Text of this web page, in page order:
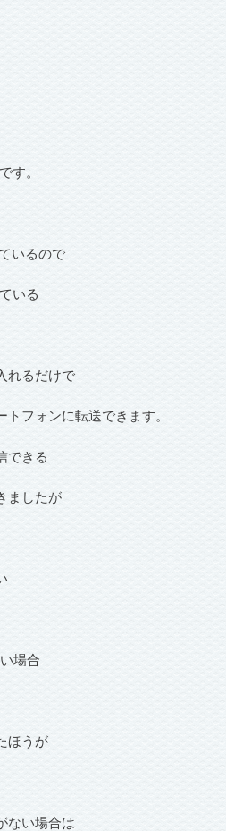
す。
いるので
いる
れるだけで
フォンに転送できます。
できる
ましたが
場合
ほうが
ない場合は